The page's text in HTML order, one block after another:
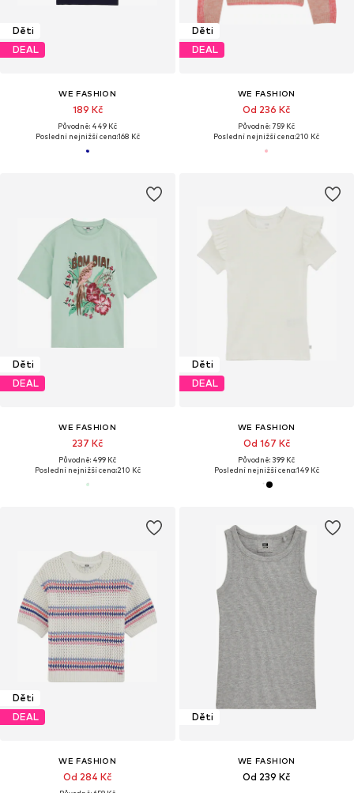
Děti
DEAL
WE FASHION
189 Kč
Původně: 449 Kč
Poslední nejnižší cena:168 Kč
Děti
DEAL
WE FASHION
Od 236 Kč
Původně: 759 Kč
Poslední nejnižší cena:210 Kč
Děti
DEAL
WE FASHION
237 Kč
Původně: 499 Kč
Poslední nejnižší cena:210 Kč
Děti
DEAL
WE FASHION
Od 167 Kč
Původně: 399 Kč
Poslední nejnižší cena:149 Kč
Děti
DEAL
WE FASHION
Od 284 Kč
Děti
WE FASHION
Od 239 Kč